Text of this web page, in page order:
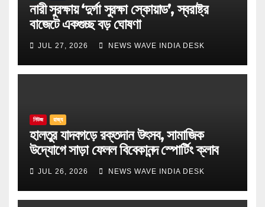
নারী সুরক্ষায় ‘দুর্গা সুরক্ষা স্কোয়াড’, স্বরাষ্ট্র
বাজেটে একগুচ্ছ বড় ঘোষণা
JUL 27, 2026 NEWS WAVE INDIA DESK
নিউজ রাজ্য
হালতুর যাদবগড়ে রক্তদান উৎসব, সামাজিক
উদ্যোগে সাড়া ফেলল বিবেকানন্দ স্পোর্টিং ক্লাব
JUL 26, 2026 NEWS WAVE INDIA DESK